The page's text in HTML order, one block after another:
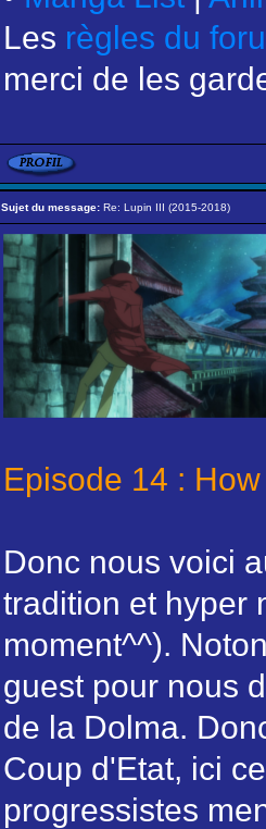
Les règles du
merci de les
Sujet du message: Re: Lupin III (2015-2018)
Episode 14 :
Donc nous voici
tradition et hyper
moment^^).
guest pour nous
de la Dolma.
Coup d'Etat, ici
progressistes